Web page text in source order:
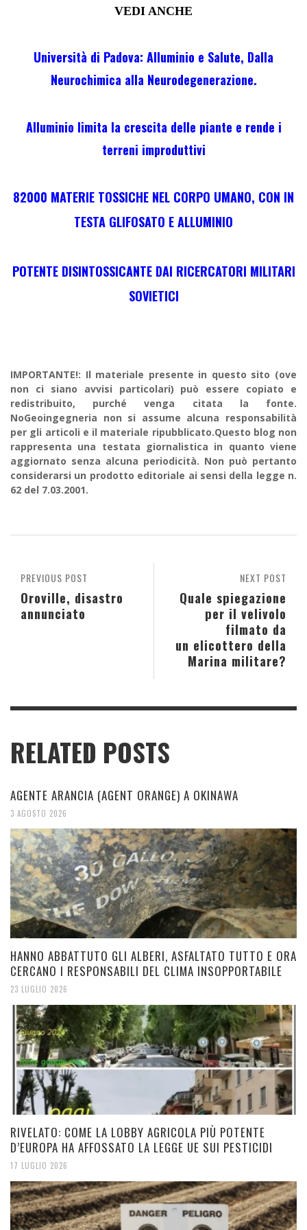
VEDI ANCHE
Università di Padova: Alluminio e Salute, Dalla
Neurochimica alla Neurodegenerazione.
Alluminio limita la crescita delle piante e rende i
terreni improduttivi
82000 MATERIE TOSSICHE NEL CORPO UMANO, CON IN
TESTA GLIFOSATO E ALLUMINIO
POTENTE DISINTOSSICANTE DAI RICERCATORI MILITARI
SOVIETICI
IMPORTANTE!: Il materiale presente in questo sito (ove
non ci siano avvisi particolari) può essere copiato e
redistribuito, purché venga citata la fonte.
NoGeoingegneria non si assume alcuna responsabilità
per gli articoli e il materiale ripubblicato.Questo blog non
rappresenta una testata giornalistica in quanto viene
aggiornato senza alcuna periodicità. Non può pertanto
considerarsi un prodotto editoriale ai sensi della legge n.
62 del 7.03.2001.
NEXT POST
Quale spiegazione
per il velivolo
filmato da
un elicottero della
Marina militare?
PREVIOUS POST
Oroville, disastro
annunciato
RELATED POSTS
AGENTE ARANCIA (AGENT ORANGE) A OKINAWA
3 AGOSTO 2026
HANNO ABBATTUTO GLI ALBERI, ASFALTATO TUTTO E ORA
CERCANO I RESPONSABILI DEL CLIMA INSOPPORTABILE
23 LUGLIO 2026
RIVELATO: COME LA LOBBY AGRICOLA PIÙ POTENTE
D’EUROPA HA AFFOSSATO LA LEGGE UE SUI PESTICIDI
17 LUGLIO 2026